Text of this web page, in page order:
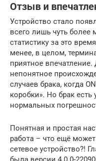
Отзыв и
Устройство стало
всего лишь чуть
статистику за это
менее, в целом,
приятное
непонятное
случаев брака, когда
коробки». Но брак есть
нормальных
Понятная и простая
работа – что ещё
сетевое устройство?!